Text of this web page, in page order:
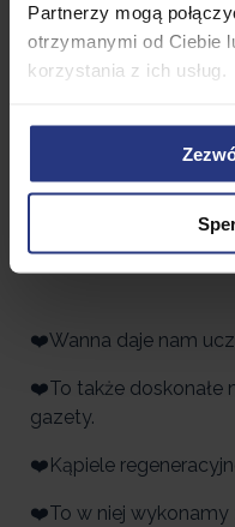
Partnerzy mogą
otrzymanymi od Ciebie
korzystania z ich usług.
➡️Wanna czy
❤️Wanna daje nam
❤️To także doskonałe
gazety.
❤️Kąpiele
❤️To w niej wykonamy